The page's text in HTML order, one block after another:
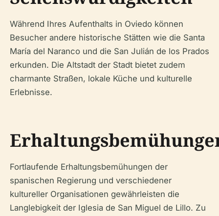
Während Ihres Aufenthalts in Oviedo können
Besucher andere historische Stätten wie die Santa
María del Naranco und die San Julián de los Prados
erkunden. Die Altstadt der Stadt bietet zudem
charmante Straßen, lokale Küche und kulturelle
Erlebnisse.
Fortlaufende Erhaltungsbemühungen der
spanischen Regierung und verschiedener
kultureller Organisationen gewährleisten die
Langlebigkeit der Iglesia de San Miguel de Lillo. Zu